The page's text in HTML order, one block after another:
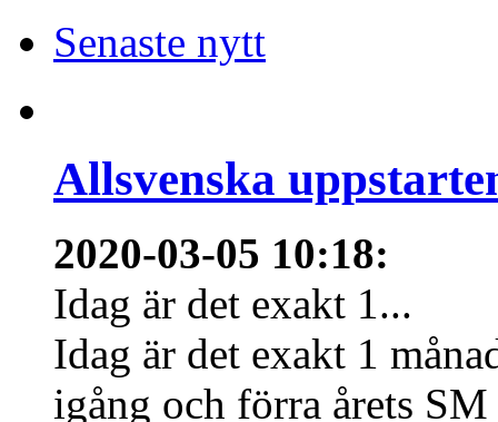
Senaste nytt
Allsvenska
2020-03-05 10:18:
Idag är det exakt 1...
Idag är det exakt 1
igång och förra årets